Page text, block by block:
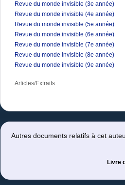
Revue du monde invisible (3e année)
Revue du monde invisible (4e année)
Revue du monde invisible (5e année)
Revue du monde invisible (6e année)
Revue du monde invisible (7e année)
Revue du monde invisible (8e année)
Revue du monde invisible (9e année)
Articles/Extraits
Autres documents relatifs à cet
Livre